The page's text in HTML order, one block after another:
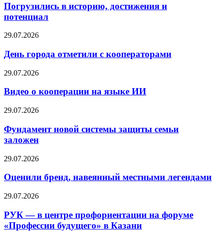
Погрузились в историю, достижения и
потенциал
29.07.2026
День города отметили с кооператорами
29.07.2026
Видео о кооперации на языке ИИ
29.07.2026
Фундамент новой системы защиты семьи
заложен
29.07.2026
Оценили бренд, навеянный местными легендами
29.07.2026
РУК — в центре профориентации на форуме
«Профессии будущего» в Казани